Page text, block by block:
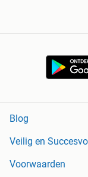
Blog
Veilig en Succesvol
Voorwaarden